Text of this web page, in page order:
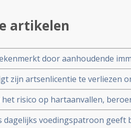
artikelen
door aanhoudende
op het SARS-CoV-2 virus
herpesvirussen Epstein-Barr-
Long Covid
zijn artsenlicentie te verliezen
discussie stelde in een
overleedt aan een hartaanval
het risico op hartaanvallen,
een infectie verhogen
dagelijks voedingspatroon geeft